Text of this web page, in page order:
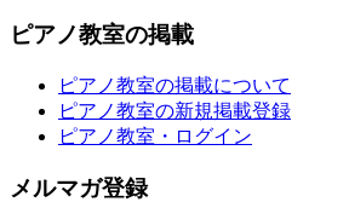
ピアノ教室の掲載
ピアノ教室の掲載について
ピアノ教室の新規掲載登録
ピアノ教室・ログイン
メルマガ登録